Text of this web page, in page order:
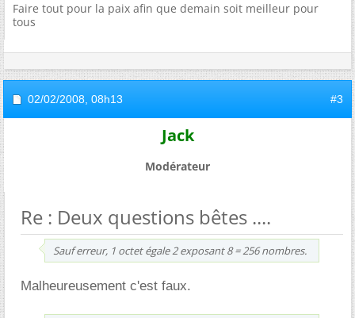
Faire tout pour la paix afin que demain soit meilleur pour
tous
02/02/2008, 08h13 #3
Jack
Modérateur
Re : Deux questions bêtes ....
Sauf erreur, 1 octet égale 2 exposant 8 = 256 nombres.
Malheureusement c'est faux.